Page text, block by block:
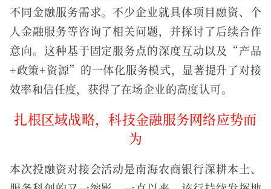
不同金融服务需求。不少企业就具体项目融资、个
人金融服务等咨询了相关问题，并探讨了后续合作
意向。这种基于固定服务点的深度互动以及“产品
+政策+资源”的一体化服务模式，显著提升了对接
效率和信任度，获得了在场企业的高度认可。
扎根区域战略，科技金融服务网络应势而
为
本次投融资对接会活动是南海农商银行深耕本土、